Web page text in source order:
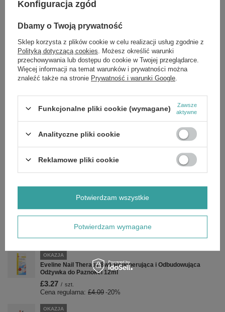
Forma Pakowania LL
Zobacz również
Eveline Big Volume Bang Black Czarny Tusz do Rzęs
Cena regularna:£5.79 -20%
OKAZJA
Skoncentrowana Odżywka do Paznokci Nadająca Kolor
Shimmering Nude 5ml
Cena regularna:£3.59 -20%
Eveline Variete Brązowy Pogrubiająco-Wydłużający Tusz do
Rzęs 10ml
Cena regularna:£6.19 -20%
OKAZJA
Eveline Nail Therapy 8w1 Regenerująca i Odbudowująca
Odżywka do Paznokci 12ml
£3.27 / szt.
Cena regularna: £4.09 -20%
OKAZJA
Konfiguracja zgód
Dbamy o Twoją prywatność
Sklep korzysta z plików cookie w celu realizacji usług zgodnie z
Polityką dotyczącą cookies . Możesz określić warunki
przechowywania lub dostępu do cookie w Twojej przeglądarce.
Więcej informacji na temat warunków i prywatności można
znaleźć także na stronie Prywatność i warunki Google
Funkcjonalne pliki cookie (wymagane)
Zawsze
aktywne
Analityczne pliki cookie
Reklamowe pliki cookie
Potwierdzam wymagane
Potwierdzam wszystkie